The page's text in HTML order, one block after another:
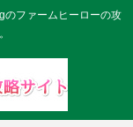
のファームヒーローの攻